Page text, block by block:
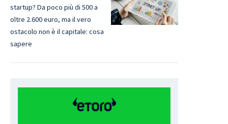
startup? Da poco più di 500 a
oltre 2.600 euro, ma il vero
ostacolo non è il capitale: cosa
sapere